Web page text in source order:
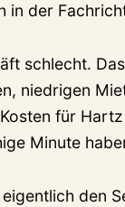
in der
schlecht.
niedrigen
für
Minute
den